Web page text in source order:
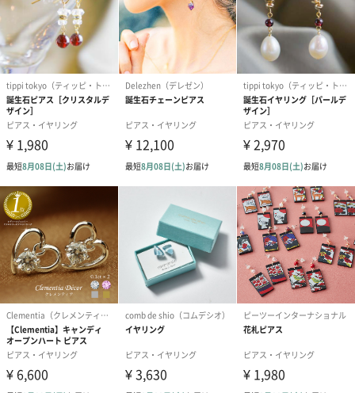
紙袋
お渡し用の紙袋です。
商品に合わせたサイズをお届けします。
あり（280円）
メッセージカード（通常・写真・グリーティング）
誕生日や結婚祝い・出産祝いなど、様々なシーンのメッセージカ
ードを同梱します。
メッセージカードや封筒のデザインは一部変更する場合がありま
す。